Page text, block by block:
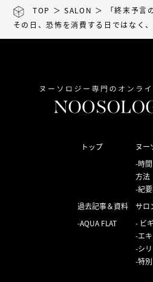
TOP ＞SALON ＞ 「終末予言
その日、恐怖を消費する日ではなく
トップ
ヌー
時
方法
紀
過去記事＆資料
AQUA FLAT
サロ
ビ
エ
シ
特